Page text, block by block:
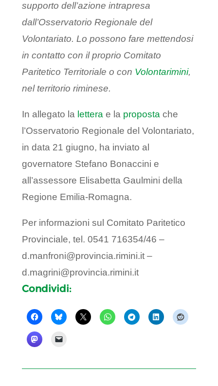
supporto dell’azione intrapresa
dall’Osservatorio Regionale del
Volontariato. Lo possono fare mettendosi
in contatto con il proprio Comitato
Paritetico Territoriale o con Volontarimini,
nel territorio riminese.
In allegato la lettera e la proposta che
l’Osservatorio Regionale del Volontariato,
in data 21 giugno, ha inviato al
governatore Stefano Bonaccini e
all’assessore Elisabetta Gaulmini della
Regione Emilia-Romagna.
Per informazioni sul Comitato Paritetico
Provinciale, tel. 0541 716354/46 –
d.manfroni@provincia.rimini.it –
d.magrini@provincia.rimini.it
Condividi: